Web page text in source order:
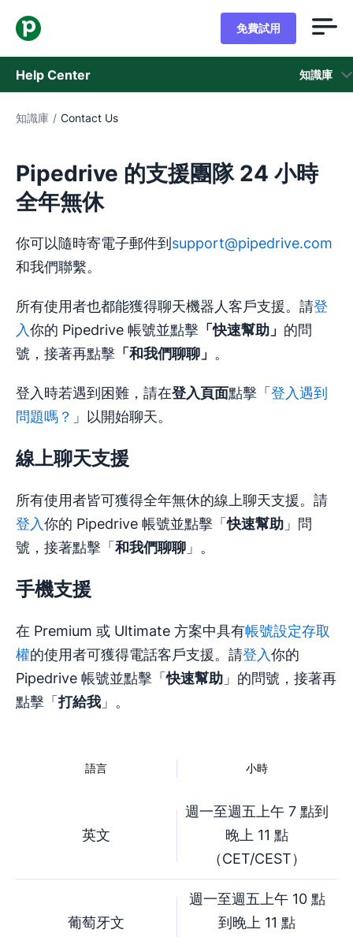
免費試用
Help Center 知識庫
知識庫
狀態
聯繫客戶支援
知識庫 / Contact Us
Pipedrive 的支援團隊 24 小時
全年無休
你可以隨時寄電子郵件到 support@pipedrive.com
和我們聯繫。
所有使用者也都能獲得聊天機器人客戶支援。請登
入你的 Pipedrive 帳號並點擊 「快速幫助」 的問
號，接著再點擊 「和我們聊聊」 。
登入時若遇到困難，請在登入頁面點擊「 登入遇到
問題嗎？ 」以開始聊天。
線上聊天支援
所有使用者皆可獲得全年無休的線上聊天支援。請
登入你的 Pipedrive 帳號並點擊「快速幫助 」問
號，接著點擊「 和我們聊聊 」。
手機支援
在 Premium 或 Ultimate 方案中具有帳號設定存取
權的使用者可獲得電話客戶支援。請登入你的
Pipedrive 帳號並點擊「快速幫助 」的問號，接著再
點擊「打給我 」。
語言 小時
英文
週一至週五上午 7 點到
晚上 11 點
（CET/CEST）
葡萄牙文
週一至週五上午 10 點
到晚上 11 點